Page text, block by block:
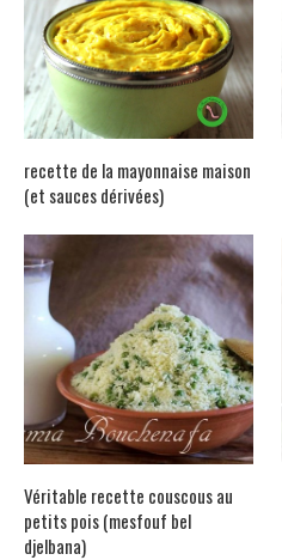
recette de la mayonnaise maison
(et sauces dérivées)
Véritable recette couscous au
petits pois (mesfouf bel
djelbana)